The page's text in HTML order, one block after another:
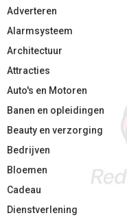
Adverteren
Alarmsysteem
Architectuur
Attracties
Auto's en Motoren
Banen en opleidingen
Beauty en verzorging
Bedrijven
Bloemen
Cadeau
Dienstverlening